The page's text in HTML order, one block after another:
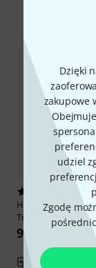
Dzięki
zakupowe
udziel
Zgodę
1
Horst Rapp Verlag
Trumpet
93 zł
porównaj